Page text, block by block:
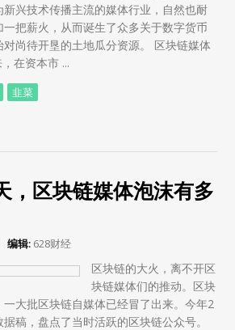
兴技术传播主流的媒体行业，自然也耐
把薪火，从而诞生了众多关于数字货币
尚待开垦的土地瓜分资源。 区块链媒体
在资本市 ...
韭菜
，区块链媒体泡沫有多
编辑: 628财经
区块链的大火，离不开区
块链媒体们的推动。区块
大批区块链自媒体已经冒了出来。今年2
稿，盘点了当时活跃的区块链公众号。